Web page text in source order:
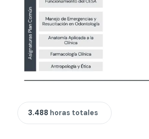
3.488 horas totales